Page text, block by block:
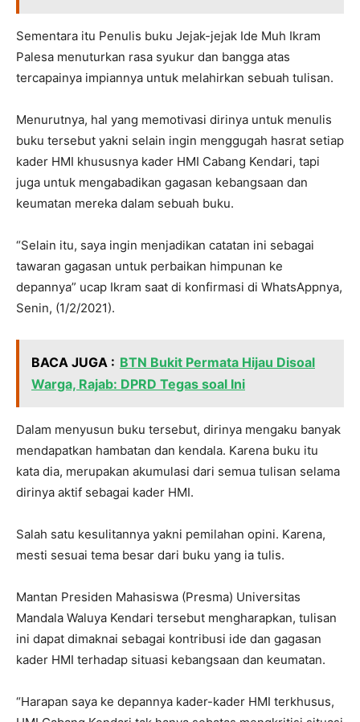
Sementara itu Penulis buku Jejak-jejak Ide Muh Ikram
Palesa menuturkan rasa syukur dan bangga atas
tercapainya impiannya untuk melahirkan sebuah tulisan.
Menurutnya, hal yang memotivasi dirinya untuk menulis
buku tersebut yakni selain ingin menggugah hasrat setiap
kader HMI khususnya kader HMI Cabang Kendari, tapi
juga untuk mengabadikan gagasan kebangsaan dan
keumatan mereka dalam sebuah buku.
“Selain itu, saya ingin menjadikan catatan ini sebagai
tawaran gagasan untuk perbaikan himpunan ke
depannya” ucap Ikram saat di konfirmasi di WhatsAppnya,
Senin, (1/2/2021).
BACA JUGA : BTN Bukit Permata Hijau Disoal
Warga, Rajab: DPRD Tegas soal Ini
Dalam menyusun buku tersebut, dirinya mengaku banyak
mendapatkan hambatan dan kendala. Karena buku itu
kata dia, merupakan akumulasi dari semua tulisan selama
dirinya aktif sebagai kader HMI.
Salah satu kesulitannya yakni pemilahan opini. Karena,
mesti sesuai tema besar dari buku yang ia tulis.
Mantan Presiden Mahasiswa (Presma) Universitas
Mandala Waluya Kendari tersebut mengharapkan, tulisan
ini dapat dimaknai sebagai kontribusi ide dan gagasan
kader HMI terhadap situasi kebangsaan dan keumatan.
“Harapan saya ke depannya kader-kader HMI terkhusus,